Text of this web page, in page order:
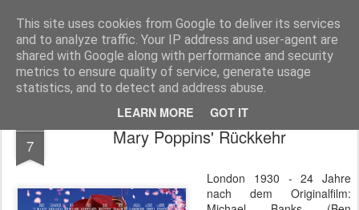
This site uses cookies from Google to deliver its services
and to analyze traffic. Your IP address and user-agent are
shared with Google along with performance and security
metrics to ensure quality of service, generate usage
statistics, and to detect and address abuse.
LEARN MORE GOT IT
MyKinoTrailer
Pages
7 Mary Poppins' Rückkehr
London 1930 - 24 Jahre
nach dem Originalfilm: